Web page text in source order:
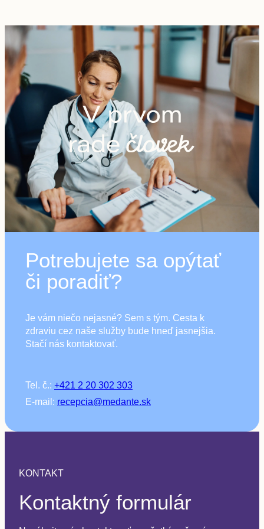
Potrebujete sa opýtať
či poradiť?
Je vám niečo nejasné? Sem s tým. Cesta k
zdraviu cez naše služby bude hneď jasnejšia.
Stačí nás kontaktovať.
Tel. č.: +421 2 20 302 303
E-mail: recepcia@medante.sk
KONTAKT
Kontaktný formulár